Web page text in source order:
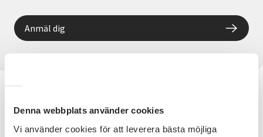
Denna webbplats använder cookies
Vi använder cookies för att leverera bästa möjliga
Information
Spela i band i Falköping
Anmäl dig